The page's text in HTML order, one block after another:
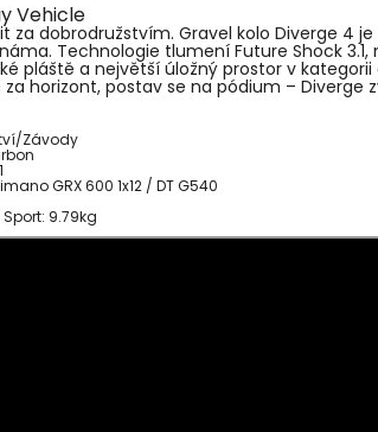
Vehicle
za dobrodružstvím. Gravel kolo Diverge 4
Technologie tlumení Future Shock
pláště a největší úložný prostor v
horizont, postav se na pódium – Diverge
Závody
GRX 600 1x12 / DT G540
9.79kg